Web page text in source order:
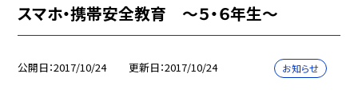
スマホ・携帯安全教育 〜５・６年生〜
公開日 2017/10/24 更新日 2017/10/24 お知らせ